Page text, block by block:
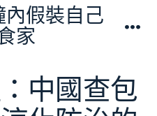
假裝自己
家
中國查包